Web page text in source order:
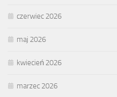
czerwiec 2026
maj 2026
kwiecień 2026
marzec 2026